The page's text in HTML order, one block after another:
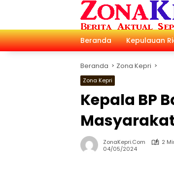
Beranda
Kepulauan
Beranda Zona Kepri
Zona Kepri
Kepala BP
ZonaKepri.com
2
04/05/2024